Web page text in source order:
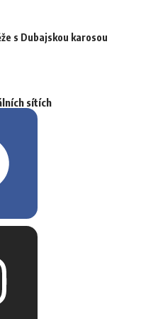
s Dubajskou karosou
sítích